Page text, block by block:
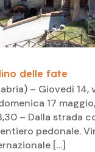
delle fate
– Giovedì 14,
17
– Dalla strada
pedonale.
[…]